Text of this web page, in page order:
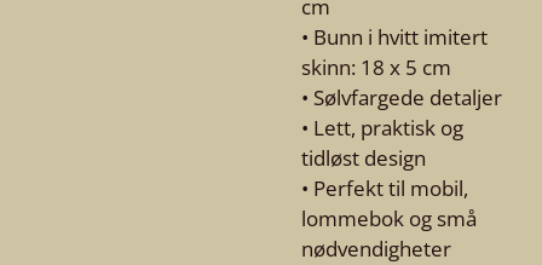
cm
• Bunn i hvitt imitert
skinn: 18 x 5 cm
• Sølvfargede detaljer
• Lett, praktisk og
tidløst design
• Perfekt til mobil,
lommebok og små
nødvendigheter